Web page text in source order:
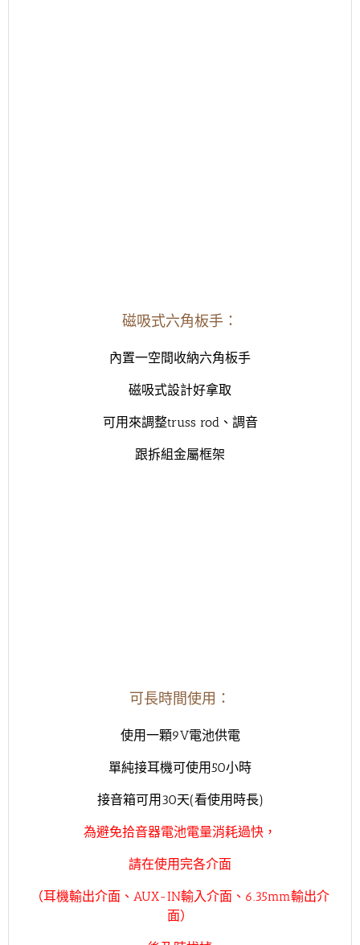
磁吸式六角板手：
內置一空間收納六角板手
磁吸式設計好拿取
可用來調整truss rod、調音
跟拆組金屬框架
可長時間使用：
使用一顆9V電池供電
單純接耳機可使用50小時
接音箱可用30天(看使用時長)
為避免拾音器電池電量消耗過快，
請在使用完各介面
（耳機輸出介面、AUX-IN輸入介面、6.35mm輸出介
面）